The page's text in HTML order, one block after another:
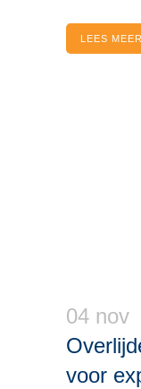
LEES MEER
04 nov
voor